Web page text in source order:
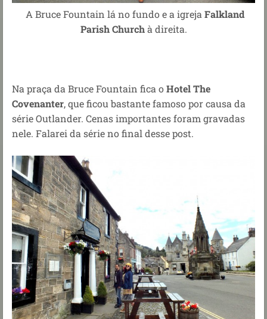
A Bruce Fountain lá no fundo e a igreja Falkland
Parish Churchà direita.
Na praça da Bruce Fountain fica oHotel The
Covenanter, que ficou bastante famoso por causa da
série Outlander. Cenas importantes foram gravadas
nele. Falarei da série no final desse post.